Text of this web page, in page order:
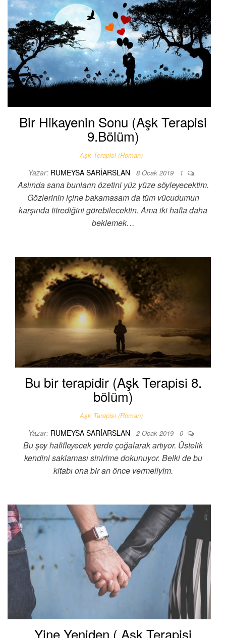
Bir Hikayenin Sonu (Aşk Terapisi
9.Bölüm)
Aşk Terapisi (Roman)
Yazar: RUMEYSA SARIARSLAN 8 Ocak 2019 1
Aslında sana bunların özetini yüz yüze söyleyecektim.
Gözlerinin içine bakamasam da tüm vücudumun
karşında titrediğini görebilecektin. Ama iki hafta daha
beklemek…
Bu bir terapidir (Aşk Terapisi 8.
bölüm)
Aşk Terapisi (Roman)
Yazar: RUMEYSA SARIARSLAN 2 Ocak 2019 0
Bu şey hafifleyecek yerde çoğalarak artıyor. Üstelik
kendini saklaması sinirime dokunuyor. Belki de bu
kitabı ona bir an önce vermeliyim.
Yine Yeniden ( Aşk Terapisi